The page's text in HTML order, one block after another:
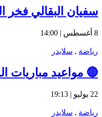
سفيان البقالي فخر
8 أغسطس | 14:00
رياضة , سلايدر
🔴 مواعيد مباريات المنتخب
22 يوليو | 19:13
رياضة , سلايدر